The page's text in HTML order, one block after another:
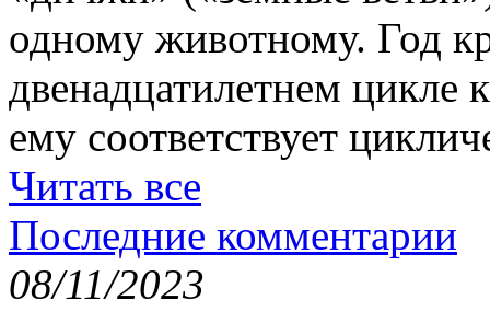
одному животному. Год
двенадцатилетнем цикле
ему соответствует
Читать все
Последние комментарии
08/11/2023